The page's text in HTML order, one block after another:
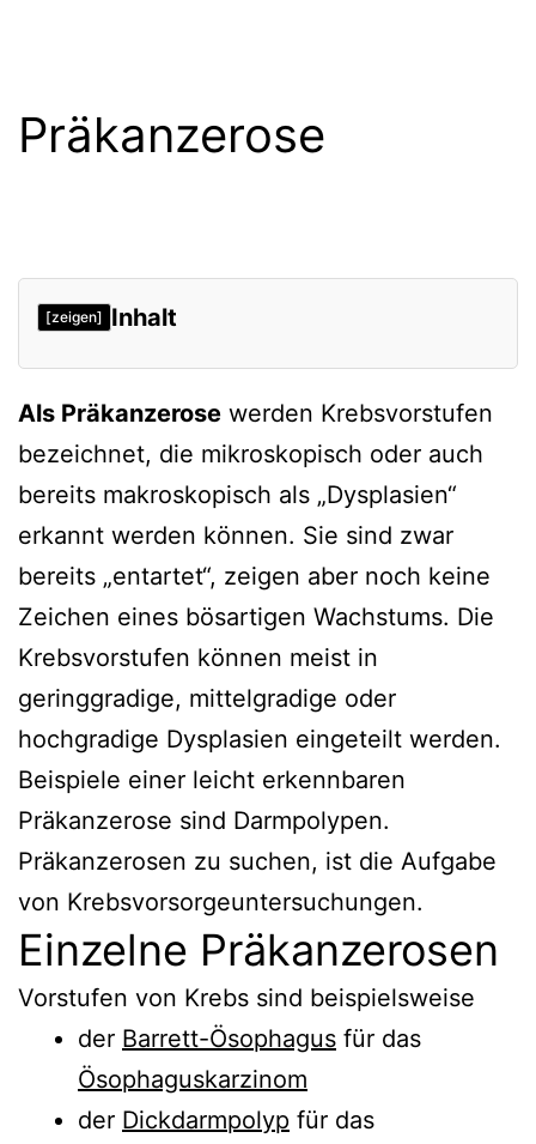
Präkanzerose
[zeigen] Inhalt
Einzelne Präkanzerosen
Vorsorge
Verweise
Als Präkanzerose werden Krebsvorstufen
bezeichnet, die mikroskopisch oder auch
bereits makroskopisch als „Dysplasien“
erkannt werden können. Sie sind zwar
bereits „entartet“, zeigen aber noch keine
Zeichen eines bösartigen Wachstums. Die
Krebsvorstufen können meist in
geringgradige, mittelgradige oder
hochgradige Dysplasien eingeteilt werden.
Beispiele einer leicht erkennbaren
Präkanzerose sind Darmpolypen.
Präkanzerosen zu suchen, ist die Aufgabe
von Krebsvorsorgeuntersuchungen.
Einzelne Präkanzerosen
Vorstufen von Krebs sind beispielsweise
der Barrett-Ösophagus für das
Ösophaguskarzinom
der Dickdarmpolyp für das